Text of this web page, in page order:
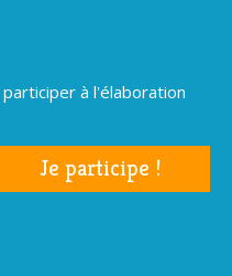
à l'élaboration
Je participe !